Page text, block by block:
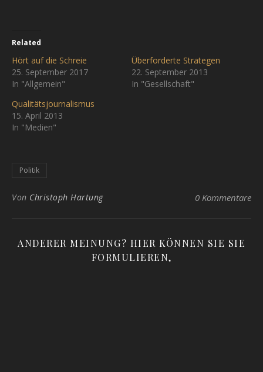
Related
Hört auf die Schreie
25. September 2017
In "Allgemein"
Überforderte Strategen
22. September 2013
In "Gesellschaft"
Qualitätsjournalismus
15. April 2013
In "Medien"
Politik
Von Christoph Hartung 0 Kommentare
ANDERER MEINUNG? HIER KÖNNEN SIE SIE
FORMULIEREN,